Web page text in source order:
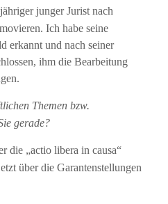
junger Jurist nach
Ich habe seine
erkannt und nach seiner
ihm die Bearbeitung
Themen bzw.
gerade?
die „actio libera in causa“
über die Garantenstellungen